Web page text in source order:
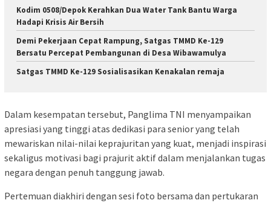
Kodim 0508/Depok Kerahkan Dua Water Tank Bantu Warga
Hadapi Krisis Air Bersih
Demi Pekerjaan Cepat Rampung, Satgas TMMD Ke-129
Bersatu Percepat Pembangunan di Desa Wibawamulya
Satgas TMMD Ke-129 Sosialisasikan Kenakalan remaja
Dalam kesempatan tersebut, Panglima TNI menyampaikan
apresiasi yang tinggi atas dedikasi para senior yang telah
mewariskan nilai-nilai keprajuritan yang kuat, menjadi inspirasi
sekaligus motivasi bagi prajurit aktif dalam menjalankan tugas
negara dengan penuh tanggung jawab.
Pertemuan diakhiri dengan sesi foto bersama dan pertukaran